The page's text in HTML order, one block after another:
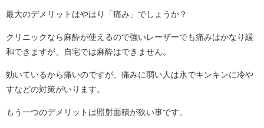
最大のデメリットはやはり「痛み」でしょうか？
クリニックなら麻酔が使えるので強いレーザーでも痛みはかなり緩
和できますが、自宅では麻酔はできません。
効いているから痛いのですが、痛みに弱い人は氷でキンキンに冷や
すなどの対策がいります。
もう一つのデメリットは照射面積が狭い事です。